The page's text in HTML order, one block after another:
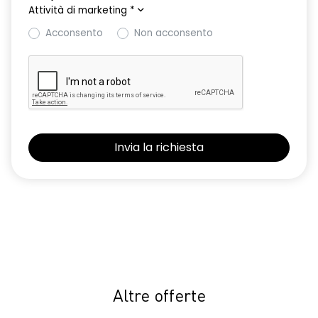
Retrovisori ripiegabili automaticamente con pulsante di
controllo sulla porta del conducente
Riconoscimento corsia LKA
Riconoscimento dei segnali stradali con avviso del
superamento del limite di velocità ISA
logo Dacia impresso
Volante soft feel con comandi per ISA
Attività di marketing *
Acconsento
Non acconsento
Altre offerte